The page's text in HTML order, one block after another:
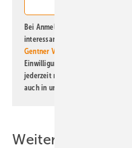
Bei Anmeldung zu diesem
interessante Verlags- und Online-
Gentner Verlag GmbH & Co. KG
Einwilligung kann ich jederzeit
jederzeit möglich. Informationen
auch in unserer
Weitere Inhalte